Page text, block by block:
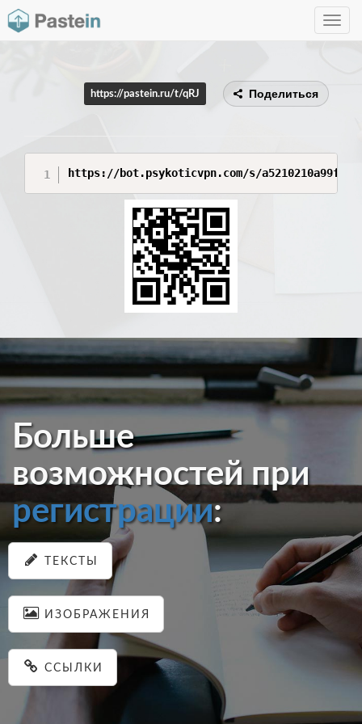
Toggle
https://pastein.ru/t/qRJ Поделиться
https://bot.psykoticvpn.com/s/
Больше
возможностей при
регистрации:
ТЕКСТЫ
ИЗОБРАЖЕНИЯ
ССЫЛКИ